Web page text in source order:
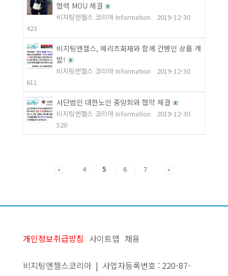
협력 MOU 체결
비지팅엔젤스 코리아 Information
2019-12-30
423
비지팅엔젤스, 메리츠화재와 함께 간병인 상품 개
발!
비지팅엔젤스 코리아 Information
2019-12-30
611
사단법인 대한노인 중앙회와 협약 체결
비지팅엔젤스 코리아 Information
2019-12-30
520
4 5 6 7
개인정보취급방침 사이트맵 채용
비지팅엔젤스코리아 | 사업자등록번호 : 220-87-